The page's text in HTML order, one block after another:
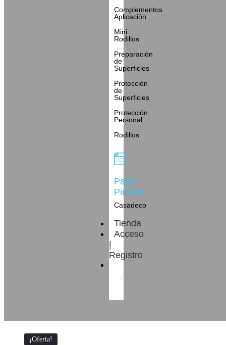
Complementos
Aplicación
Mini
Rodillos
Preparación
de
Superficies
Protección
de
Superficies
Protección
Personal
Rodillos
Papel
Pintado
Casadeco
Tienda
Acceso
Registro
¡Oferta!